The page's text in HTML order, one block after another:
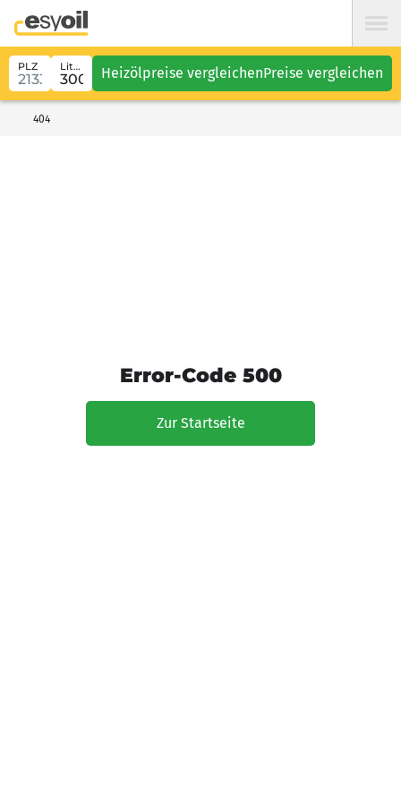
PLZ Liter Heizölpreise vergleichenPreise vergleichen
404
Error-Code 500
Zur Startseite